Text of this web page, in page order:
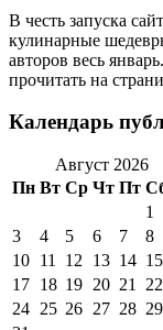
В честь запуска
кулинарные
авторов весь
прочитать на
Календарь
Август 2026
Пн Вт Ср Чт Пт
1
3
4 5 6 7 8
10 11 12 13 14 15
17 18 19 20 21 22
24 25 26 27 28 29